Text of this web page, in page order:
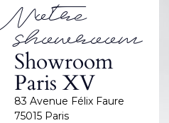
Notre
showroom
Showroom
Paris XV
83 Avenue Félix Faure
75015 Paris